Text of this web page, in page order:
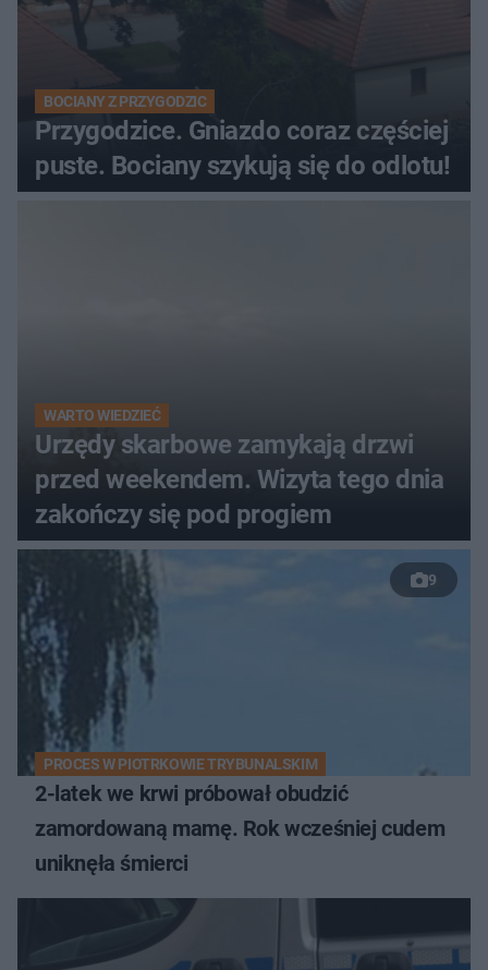
BOCIANY Z PRZYGODZIC
Przygodzice. Gniazdo coraz częściej
puste. Bociany szykują się do odlotu!
WARTO WIEDZIEĆ
Urzędy skarbowe zamykają drzwi
przed weekendem. Wizyta tego dnia
zakończy się pod progiem
9
PROCES W PIOTRKOWIE TRYBUNALSKIM
2-latek we krwi próbował obudzić
zamordowaną mamę. Rok wcześniej cudem
uniknęła śmierci